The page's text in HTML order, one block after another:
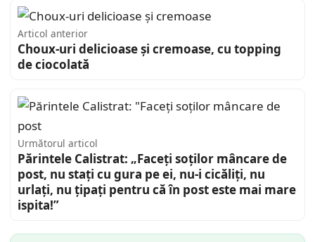
Articol anterior
Choux-uri delicioase și cremoase, cu topping
de ciocolată
Următorul articol
Părintele Calistrat: „Faceţi soților mâncare de
post, nu stați cu gura pe ei, nu-i cicăliți, nu
urlați, nu țipați pentru că în post este mai mare
ispita!”